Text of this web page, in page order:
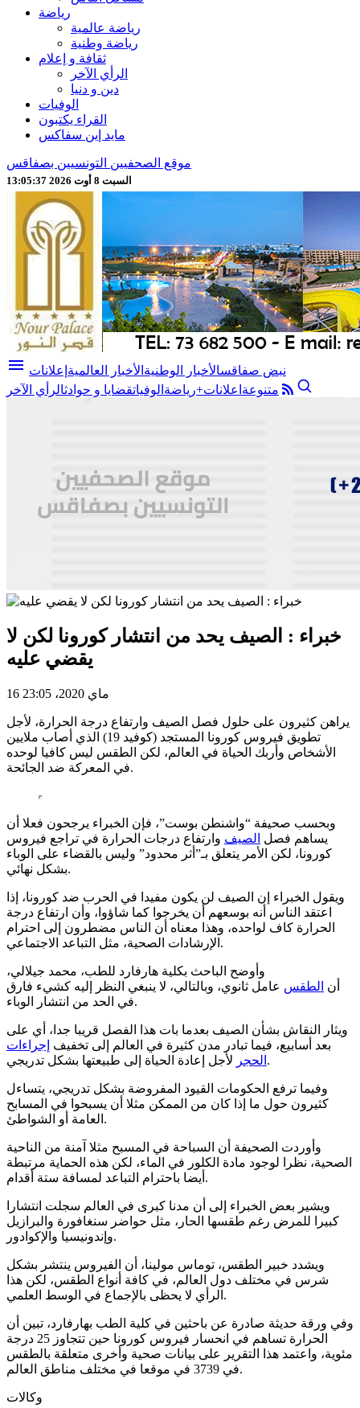
رياضة
رياضة عالمية
رياضة وطنية
ثقافة و إعلام
الرأي الآخر
دين و دنيا
الوفيات
القراء يكتبون
مايد إين سفاكس
موقع الصحفيين التونسيين بصفاقس
السبت 8 أوت 2026 13:05:39
menu نبض صفاقسالأخبار الوطنية الأخبار العالمية إعلانات
متنوعة اعلانات+رياضة الوفياتقضايا و حوادثالرأي الآخر
خبراء : الصيف يحد من انتشار كورونا لكن لا
يقضي عليه
16 ماي 2020، 23:05
يراهن كثيرون على حلول فصل الصيف وارتفاع درجة الحرارة، لأجل
تطويق فيروس كورونا المستجد (كوفيد 19) الذي أصاب ملايين
الأشخاص وأربك الحياة في العالم، لكن الطقس ليس كافيا لوحده
في المعركة ضد الجائحة.
وبحسب صحيفة “واشنطن بوست”، فإن الخبراء يرجحون فعلا أن
يساهم فصل الصيف وارتفاع درجات الحرارة في تراجع فيروس
كورونا، لكن الأمر يتعلق بـ”أثر محدود” وليس بالقضاء على الوباء
بشكل نهائي.
ويقول الخبراء إن الصيف لن يكون مفيدا في الحرب ضد كورونا، إذا
اعتقد الناس أنه بوسعهم أن يخرجوا كما شاؤوا، وأن ارتفاع درجة
الحرارة كاف لواحده، وهذا معناه أن الناس مضطرون إلى احترام
الإرشادات الصحية، مثل التباعد الاجتماعي.
وأوضح الباحث بكلية هارفارد للطب، محمد جيلالي،
أن الطقس عامل ثانوي، وبالتالي، لا ينبغي النظر إليه كشيء فارق
في الحد من انتشار الوباء.
ويثار النقاش بشأن الصيف بعدما بات هذا الفصل قريبا جدا، أي على
بعد أسابيع، فيما تبادر مدن كثيرة في العالم إلى تخفيف إجراءات
الحجر لأجل إعادة الحياة إلى طبيعتها بشكل تدريجي.
وفيما ترفع الحكومات القيود المفروضة بشكل تدريجي، يتساءل
كثيرون حول ما إذا كان من الممكن مثلا أن يسبحوا في المسابح
العامة أو الشواطئ.
وأوردت الصحيفة أن السباحة في المسبح مثلا آمنة من الناحية
الصحية، نظرا لوجود مادة الكلور في الماء، لكن هذه الحماية مرتبطة
أيضا باحترام التباعد لمسافة ستة أقدام.
ويشير بعض الخبراء إلى أن مدنا كبرى في العالم سجلت انتشارا
كبيرا للمرض رغم طقسها الحار، مثل حواضر سنغافورة والبرازيل
وإندونيسيا والإكوادور.
ويشدد خبير الطقس، توماس مولينا، أن الفيروس ينتشر بشكل
شرس في مختلف دول العالم، في كافة أنواع الطقس، لكن هذا
الرأي لا يحظى بالإجماع في الوسط العلمي.
وفي ورقة حديثة صادرة عن باحثين في كلية الطب بهارفارد، تبين أن
الحرارة تساهم في انحسار فيروس كورونا حين تتجاوز 25 درجة
مئوية، واعتمد هذا التقرير على بيانات صحية وأخرى متعلقة بالطقس
في 3739 في موقعا في مختلف مناطق العالم.
وكالات